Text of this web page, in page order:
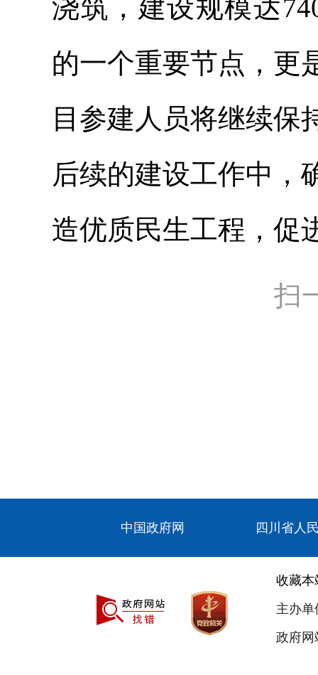
浇筑，建设规模达
的一个重要节点，更
目参建人员将继续保
后续的建设工作中，
造优质民生工程，促
扫
中国政府网 四川省人
收藏本
主办
政府网